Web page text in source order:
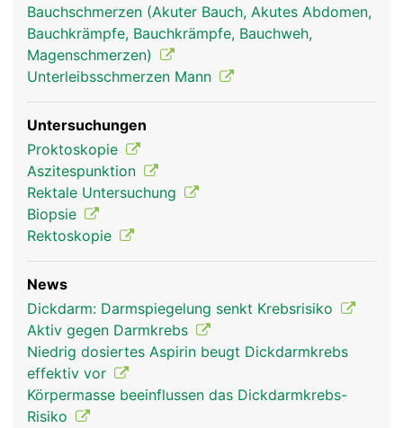
Bauchschmerzen (Akuter Bauch, Akutes Abdomen,
Bauchkrämpfe, Bauchkrämpfe, Bauchweh,
Magenschmerzen)
Unterleibsschmerzen Mann
Untersuchungen
Proktoskopie
Aszitespunktion
Rektale Untersuchung
Biopsie
Rektoskopie
News
Dickdarm: Darmspiegelung senkt Krebsrisiko
Aktiv gegen Darmkrebs
Niedrig dosiertes Aspirin beugt Dickdarmkrebs
effektiv vor
Körpermasse beeinflussen das Dickdarmkrebs-
Risiko